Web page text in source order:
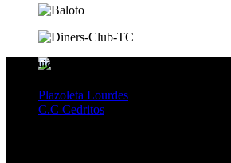
Distribuidores
Plazoleta Lourdes
C.C Cedritos